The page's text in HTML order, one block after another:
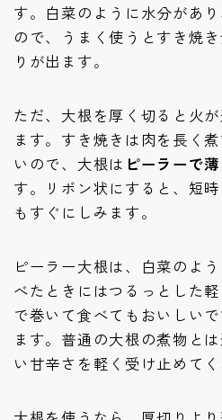
す。白菜のように水分があ
ので、うまく使うとすき焼
りが出ます。
ただ、大根を厚く切ると火
ます。すき焼きは肉を長く
いので、大根は ピーラーで
す。リボン状にすると、短
もすぐにしみます。
ピーラー大根は、白菜のよ
べたときにはつるっとした
で巻いて食べてもおいしい
ます。普通の大根の煮物と
い甘辛さを軽く受け止めてく